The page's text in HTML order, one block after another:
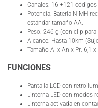
Canales: 16 +121 códigos
Potencia: Batería NiMH
estándar tamaño AA.
Peso: 246 g (con clip
Alcance: Hasta 10km
Tamaño Al x An x Pr: 6,1 x
FUNCIONES
Pantalla LCD con
Linterna LED con modos
Linterna activada en